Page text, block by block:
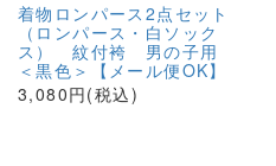
着物ロンパース2点セット
（ロンパース・白ソック
ス） 紋付袴 男の子用
＜黒色＞【メール便OK】
3,080円(税込)